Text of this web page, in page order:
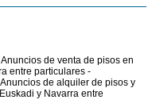
de venta de pisos en
entre particulares -
de alquiler de pisos y
y Navarra entre